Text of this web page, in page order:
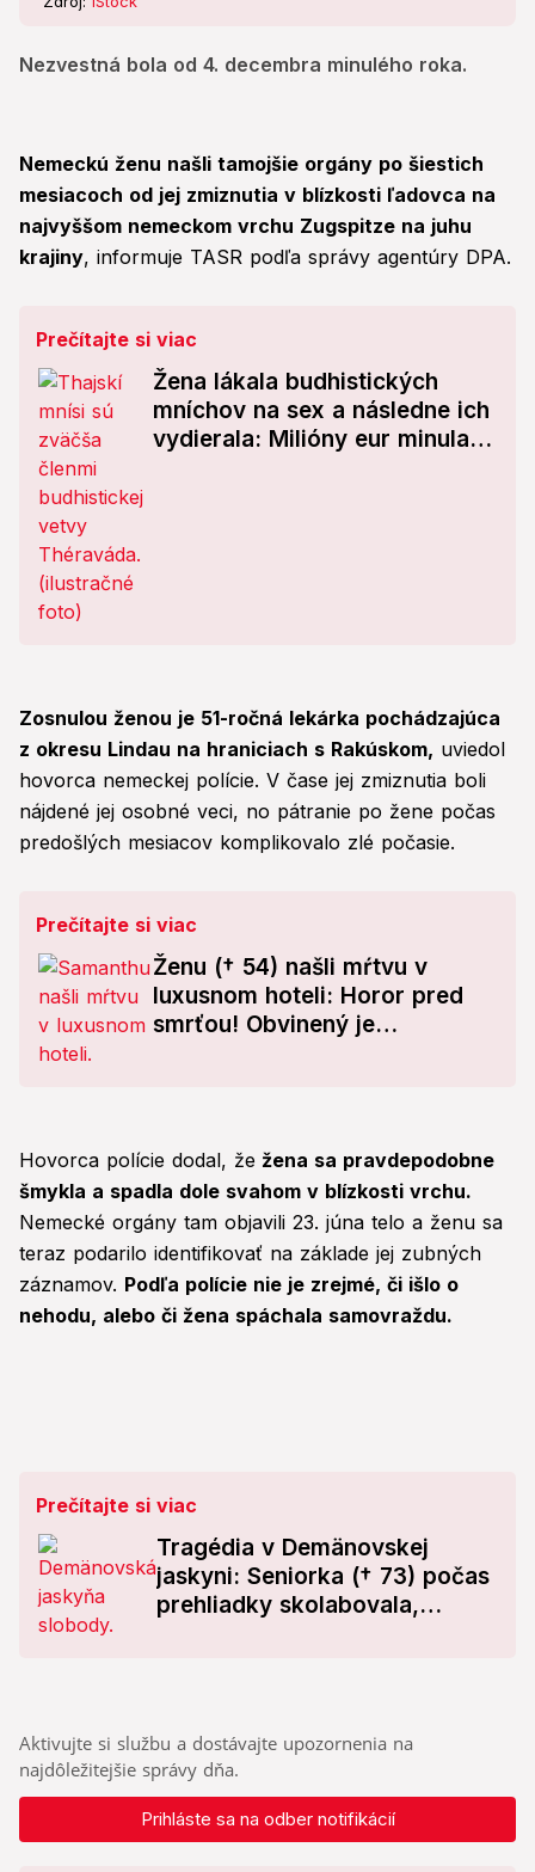
Nezvestná bola od 4. decembra minulého roka.
Nemeckú ženu našli tamojšie orgány po šiestich
mesiacoch od jej zmiznutia v blízkosti ľadovca na
najvyššom nemeckom vrchu Zugspitze na juhu
krajiny, informuje TASR podľa správy agentúry DPA.
Prečítajte si viac
Žena lákala budhistických
mníchov na sex a následne ich
vydierala: Milióny eur minula
Zosnulou ženou je 51-ročná lekárka pochádzajúca
z okresu Lindau na hraniciach s Rakúskom, uviedol
hovorca nemeckej polície. V čase jej zmiznutia boli
nájdené jej osobné veci, no pátranie po žene počas
predošlých mesiacov komplikovalo zlé počasie.
Prečítajte si viac
Ženu († 54) našli mŕtvu v
luxusnom hoteli: Horor pred
smrťou! Obvinený je
Hovorca polície dodal, že žena sa pravdepodobne
šmykla a spadla dole svahom v blízkosti vrchu.
Nemecké orgány tam objavili 23. júna telo a ženu sa
teraz podarilo identifikovať na základe jej zubných
záznamov. Podľa polície nie je zrejmé, či išlo o
nehodu, alebo či žena spáchala samovraždu.
Prečítajte si viac
Tragédia v Demänovskej
jaskyni: Seniorka († 73) počas
prehliadky skolabovala,
Aktivujte si službu a dostávajte upozornenia na
najdôležitejšie správy dňa.
Prihláste sa na odber notifikácií